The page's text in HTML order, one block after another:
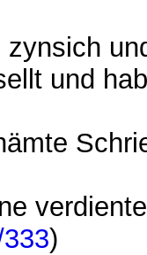
und
)